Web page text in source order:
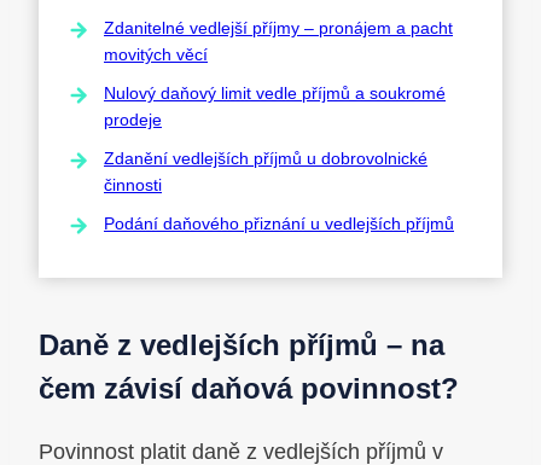
Zdanitelné vedlejší příjmy – pronájem a pacht
movitých věcí
Nulový daňový limit vedle příjmů a soukromé
prodeje
Zdanění vedlejších příjmů u dobrovolnické
činnosti
Podání daňového přiznání u vedlejších příjmů
Daně z vedlejších příjmů – na
čem závisí daňová povinnost?
Povinnost platit daně z vedlejších příjmů v